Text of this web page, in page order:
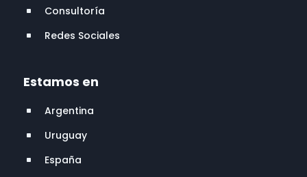
^ Consultoría
^ Redes Sociales
Estamos en
^ Argentina
^ Uruguay
^ España